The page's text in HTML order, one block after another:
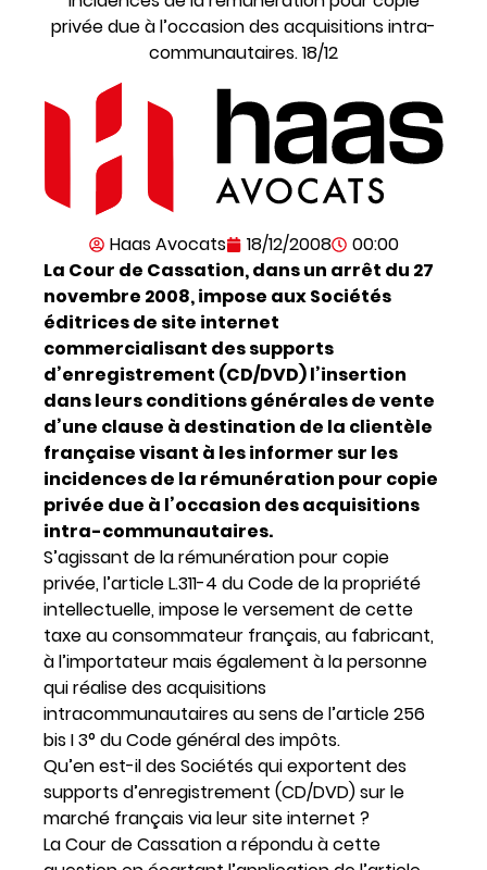
privée due à l’occasion des acquisitions intra-
communautaires. 18/12
Haas Avocats 18/12/2008
00:00
La Cour de Cassation, dans un arrêt du 27
novembre 2008, impose aux Sociétés
éditrices de site internet
commercialisant des supports
d’enregistrement (CD/DVD) l’insertion
dans leurs conditions générales de vente
d’une clause à destination de la clientèle
française visant à les informer sur les
incidences de la rémunération pour copie
privée due à l’occasion des acquisitions
intra-communautaires.
S’agissant de la rémunération pour copie
privée, l’article L.311-4 du Code de la propriété
intellectuelle, impose le versement de cette
taxe au consommateur français, au fabricant,
à l’importateur mais également à la personne
qui réalise des acquisitions
intracommunautaires au sens de l’article 256
bis I 3° du Code général des impôts.
Qu’en est-il des Sociétés qui exportent des
supports d’enregistrement (CD/DVD) sur le
marché français via leur site internet ?
La Cour de Cassation a répondu à cette